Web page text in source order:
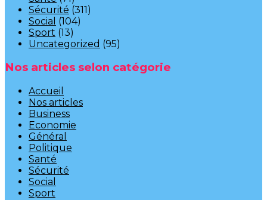
Sécurité (311)
Social (104)
Sport (13)
Uncategorized (95)
Nos articles selon catégorie
Accueil
Nos articles
Business
Economie
Général
Politique
Santé
Sécurité
Social
Sport